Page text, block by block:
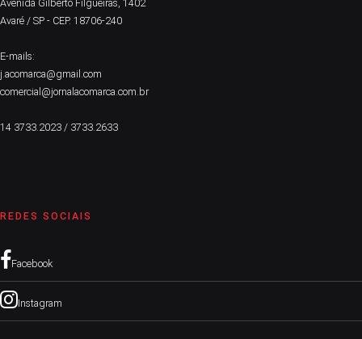
Avenida Gilberto Filgueiras, 1402
Avaré / SP - CEP. 18706-240
E-mails:
j.acomarca@gmail.com
comercial@jornalacomarca.com.br
14 3733.2023 / 3733.2633
REDES SOCIAIS
Facebook
Instagram